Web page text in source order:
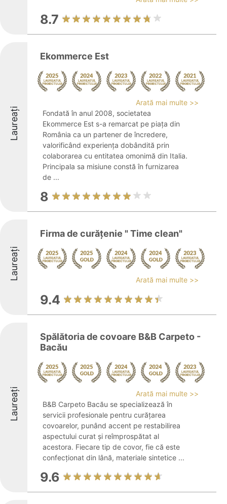
8.7
Laureați
Ekommerce Est
Arată mai multe >>
Fondată în anul 2008, societatea
Ekommerce Est s-a remarcat pe piața din
România ca un partener de încredere,
valorificând experiența dobândită prin
colaborarea cu entitatea omonimă din Italia.
Principala sa misiune constă în furnizarea
de ...
8
Laureați
Firma de curățenie " Time clean"
Arată mai multe >>
9.4
Laureați
Spălătoria de covoare B&B Carpeto -
Bacău
Arată mai multe >>
B&B Carpeto Bacău se specializează în
servicii profesionale pentru curățarea
covoarelor, punând accent pe restabilirea
aspectului curat și reîmprospătat al
acestora. Fiecare tip de covor, fie că este
confecționat din lână, materiale sintetice ...
9.6